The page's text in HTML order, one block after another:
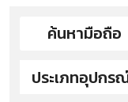
ประเภทอุปกร